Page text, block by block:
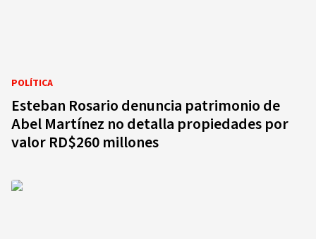
POLÍTICA
Esteban Rosario denuncia patrimonio de
Abel Martínez no detalla propiedades por
valor RD$260 millones